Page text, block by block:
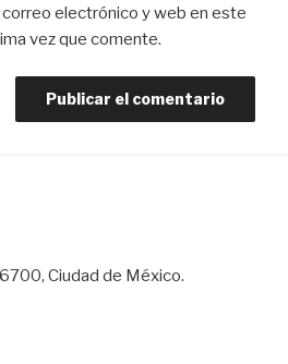
correo electrónico y web en este
vez que comente.
Ciudad de México.